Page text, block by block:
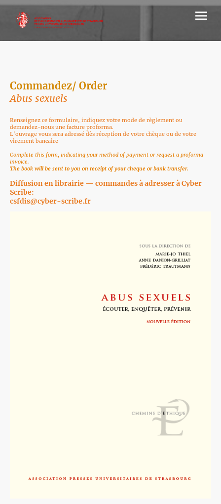
Commandez/ Order
Abus sexuels
Renseignez ce formulaire, indiquez votre mode de règlement ou
demandez-nous une facture proforma.
L'ouvrage vous sera adressé dès réception de votre chèque ou de votre
virement bancaire
Complete this form, indicating your method of payment or request a proforma
invoice.
The book will be sent to you on receipt of your cheque or bank transfer.
Diffusion en librairie — commandes à adresser à Cyber
Scribe:
csfdis@cyber-scribe.fr